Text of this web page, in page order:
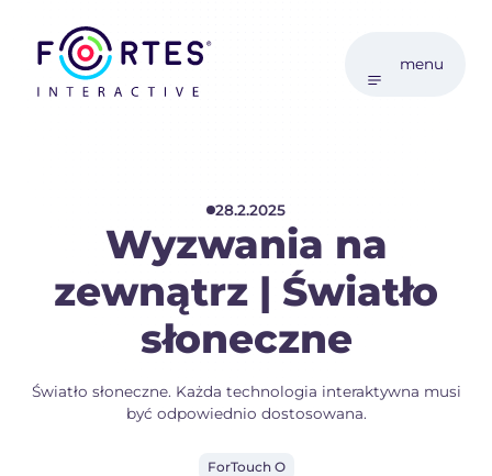
menu
28.2.2025
Wyzwania na
zewnątrz | Światło
słoneczne
Światło słoneczne. Każda technologia interaktywna musi
być odpowiednio dostosowana.
ForTouch O